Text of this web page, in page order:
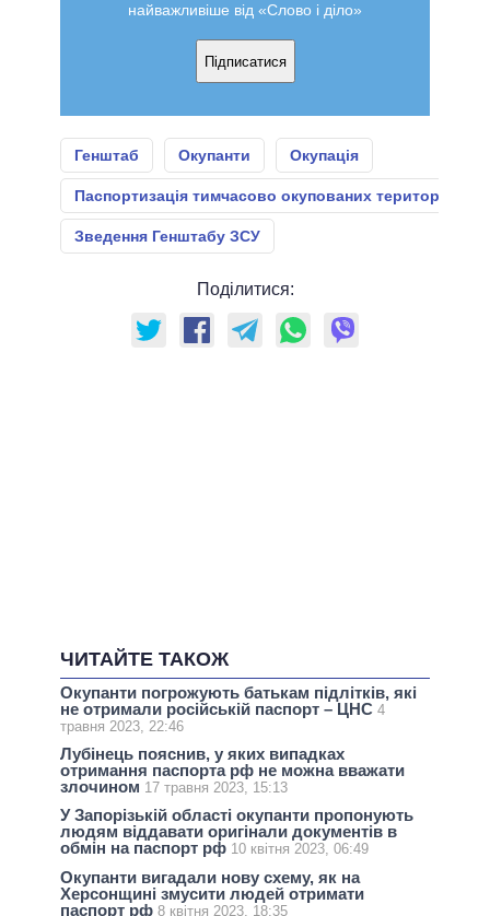
найважливіше від «Слово і діло»
Підписатися
Генштаб Окупанти Окупація
Паспортизація тимчасово окупованих територій
Зведення Генштабу ЗСУ
Поділитися:
ЧИТАЙТЕ ТАКОЖ
Окупанти погрожують батькам підлітків, які
не отримали російській паспорт – ЦНС 4
травня 2023, 22:46
Лубінець пояснив, у яких випадках
отримання паспорта рф не можна вважати
злочином 17 травня 2023, 15:13
У Запорізькій області окупанти пропонують
людям віддавати оригінали документів в
обмін на паспорт рф 10 квітня 2023, 06:49
Окупанти вигадали нову схему, як на
Херсонщині змусити людей отримати
паспорт рф 8 квітня 2023, 18:35